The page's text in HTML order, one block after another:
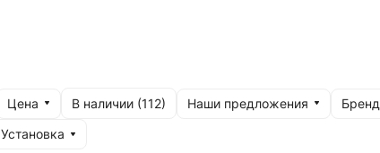
Цена В наличии (112) Наши предложения Бренд
Установка